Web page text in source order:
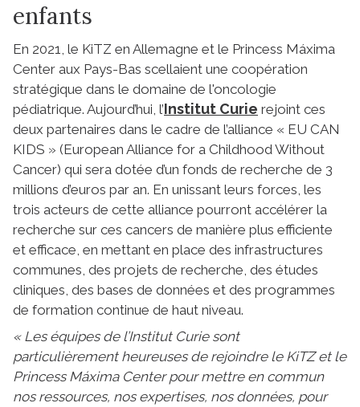
enfants
En 2021, le KiTZ en Allemagne et le Princess Máxima
Center aux Pays-Bas scellaient une coopération
stratégique dans le domaine de l'oncologie
pédiatrique. Aujourd’hui, l’Institut Curie rejoint ces
deux partenaires dans le cadre de l’alliance « EU CAN
KIDS » (European Alliance for a Childhood Without
Cancer) qui sera dotée d’un fonds de recherche de 3
millions d’euros par an. En unissant leurs forces, les
trois acteurs de cette alliance pourront accélérer la
recherche sur ces cancers de manière plus efficiente
et efficace, en mettant en place des infrastructures
communes, des projets de recherche, des études
cliniques, des bases de données et des programmes
de formation continue de haut niveau.
« Les équipes de l’Institut Curie sont
particulièrement heureuses de rejoindre le KiTZ et le
Princess Máxima Center pour mettre en commun
nos ressources, nos expertises, nos données, pour